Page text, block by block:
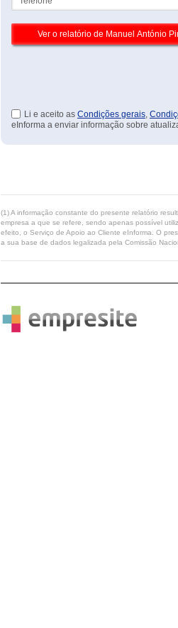
Li e aceito as Condições gerais,
eInforma a enviar informação sobre
(1) A informação constante do presente relatório
empresa a que se refere, sendo apenas possível
efeito, o Serviço de Apoio ao Cliente eInforma. O
a sua base de dados legalizada pela Comissão